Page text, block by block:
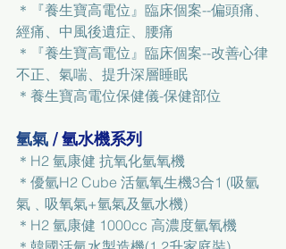
＊
『養生寶高電位』臨床個案--偏頭痛、
經痛、中風後遺症、腰痛
＊『養生寶高電位』臨床個案--改善心律
不正、氣喘、提升深層睡眠
＊ 養生寶高電位保健儀-保健部位
氫氣 / 氫水機系列
＊ H2 氫康健 抗氧化氫氧機
＊ 優氫H2 Cube 活氫氧生機3合1 (吸氫
氣﹑吸氧氣+氫氣及氫水機)
＊ H2 氫康健 1000cc 高濃度氫氧機